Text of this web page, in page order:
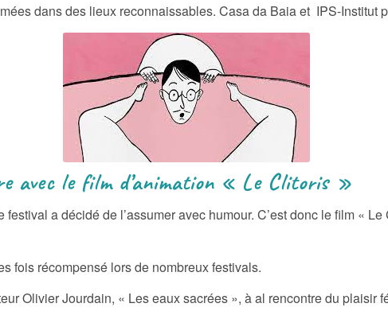
dans des lieux reconnaissables. Casa da Baia et IPS-Institut
d’animation « Le Clitoris »
a décidé de l’assumer avec humour. C’est donc le film «
fois récompensé lors de nombreux festivals.
Olivier Jourdain, « Les eaux sacrées », à al rencontre du plaisir